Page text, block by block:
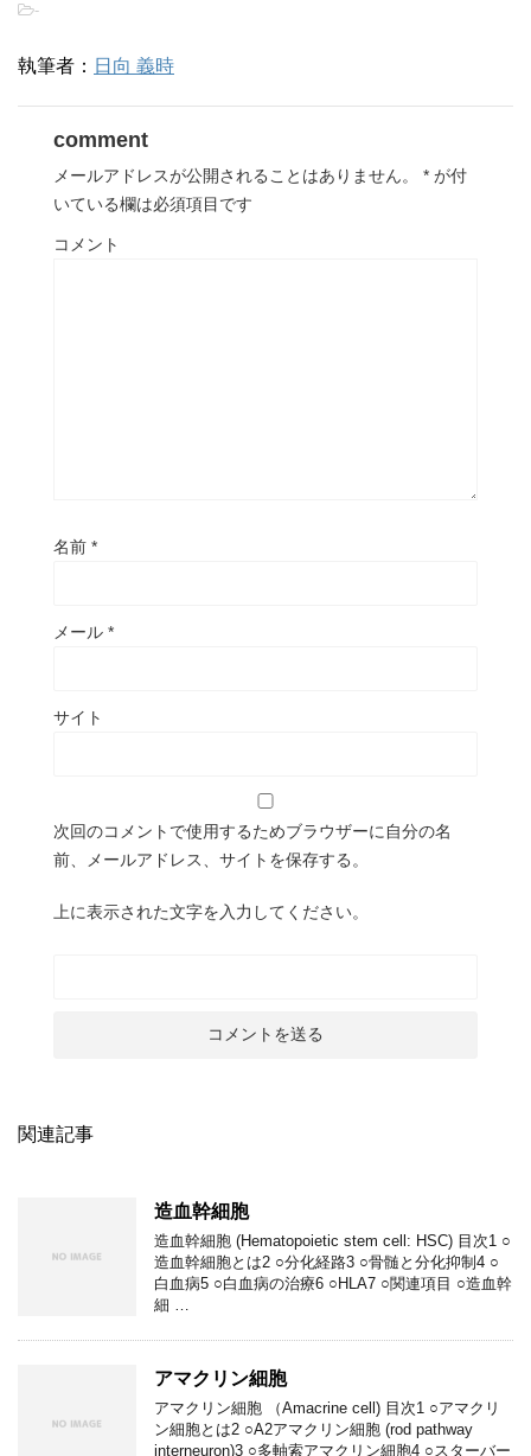
-
執筆者： 日向 義時
comment
メールアドレスが公開されることはありません。 * が付
いている欄は必須項目です
コメント
名前 *
メール *
サイト
次回のコメントで使用するためブラウザーに自分の名
前、メールアドレス、サイトを保存する。
上に表示された文字を入力してください。
関連記事
造血幹細胞
造血幹細胞 (Hematopoietic stem cell: HSC) 目次1 ○
造血幹細胞とは2 ○分化経路3 ○骨髄と分化抑制4 ○
白血病5 ○白血病の治療6 ○HLA7 ○関連項目 ○造血幹
細 …
アマクリン細胞
アマクリン細胞 （Amacrine cell) 目次1 ○アマクリ
ン細胞とは2 ○A2アマクリン細胞 (rod pathway
interneuron)3 ○多軸索アマクリン細胞4 ○スターバー